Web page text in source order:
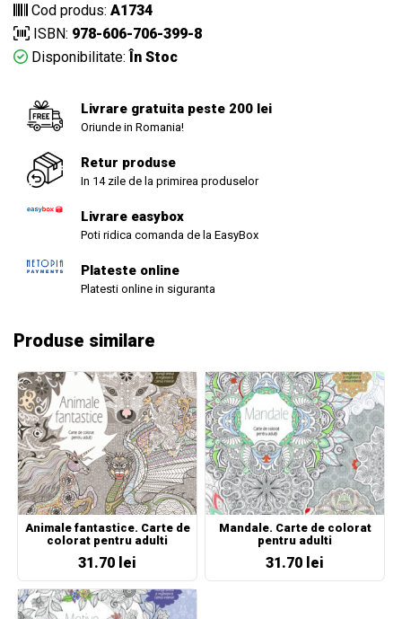
Cod produs: A1734
ISBN: 978-606-706-399-8
Disponibilitate: În Stoc
Livrare gratuita peste 200 lei
Oriunde in Romania!
Retur produse
In 14 zile de la primirea produselor
Livrare easybox
Poti ridica comanda de la EasyBox
Plateste online
Platesti online in siguranta
Produse similare
Animale fantastice. Carte de
colorat pentru adulti
31.70 lei
Mandale. Carte de colorat
pentru adulti
31.70 lei